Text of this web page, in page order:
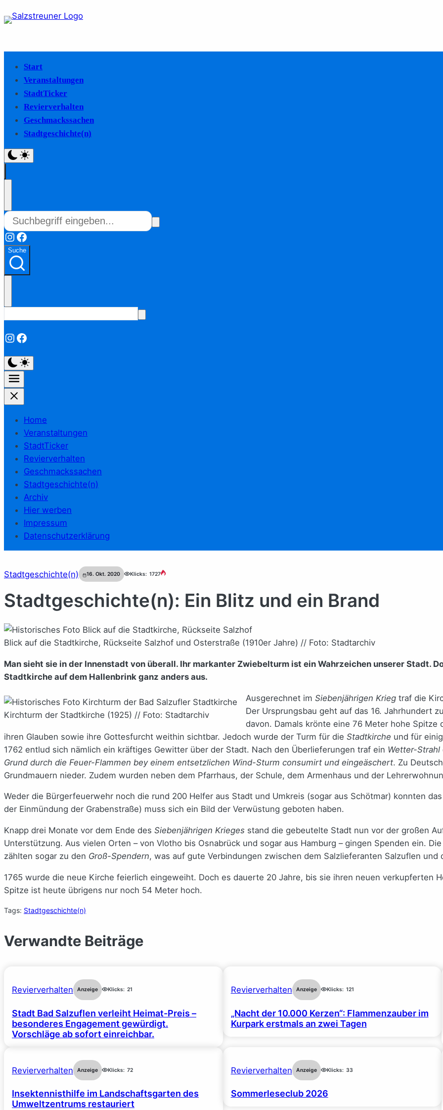
Start
Veranstaltungen
StadtTicker
Revierverhalten
Geschmackssachen
Stadtgeschichte(n)
Instagram
Facebook
Suche
Instagram
Facebook
Home
Veranstaltungen
StadtTicker
Revierverhalten
Geschmackssachen
Stadtgeschichte(n)
Archiv
Hier werben
Impressum
Datenschutzerklärung
Stadtgeschichte(n) 16. Okt. 2020 Klicks: 1727
Stadtgeschichte(n): Ein Blitz und ein Brand
Blick auf die Stadtkirche, Rückseite Salzhof und Osterstraße (1910er Jahre) // Foto: Stadtarchiv
Man sieht sie in der Innenstadt von überall. Ihr markanter Zwiebelturm ist ein Wahrzeichen unserer Stadt.
Stadtkirche auf dem Hallenbrink ganz anders aus.
Kirchturm der Stadtkirche (1925) // Foto: Stadtarchiv
Ausgerechnet im Siebenjährigen Krieg traf die
Der Ursprungsbau geht auf das 16. Jahrhundert
davon. Damals krönte eine 76 Meter hohe
ihren Glauben sowie ihre Gottesfurcht weithin sichtbar. Jedoch wurde der Turm für die Stadtkirche und für
1762 entlud sich nämlich ein kräftiges Gewitter über der Stadt. Nach den Überlieferungen traf ein Wetter-Strahl
Grund durch die Feuer-Flammen bey einem entsetzlichen Wind-Sturm consumirt und eingeäschert. Zu
Grundmauern nieder. Zudem wurden neben dem Pfarrhaus, der Schule, dem Armenhaus und der
Weder die Bürgerfeuerwehr noch die rund 200 Helfer aus Stadt und Umkreis (sogar aus Schötmar) konnten
der Einmündung der Grabenstraße) muss sich ein Bild der Verwüstung geboten haben.
Knapp drei Monate vor dem Ende des Siebenjährigen Krieges stand die gebeutelte Stadt nun vor der großen
Unterstützung. Aus vielen Orten – von Vlotho bis Osnabrück und sogar aus Hamburg – gingen Spenden ein.
zählten sogar zu den Groß-Spendern, was auf gute Verbindungen zwischen dem Salzlieferanten Salzuflen
1765 wurde die neue Kirche feierlich eingeweiht. Doch es dauerte 20 Jahre, bis sie ihren neuen verkupferten
Spitze ist heute übrigens nur noch 54 Meter hoch.
Tags: Stadtgeschichte(n)
Verwandte Beiträge
Revierverhalten Anzeige Klicks: 21
Stadt Bad Salzuflen verleiht Heimat-Preis –
besonderes Engagement gewürdigt.
Vorschläge ab sofort einreichbar.
Revierverhalten Anzeige Klicks: 121
„Nacht der 10.000 Kerzen“: Flammenzauber im
Kurpark erstmals an zwei Tagen
Revierverhalten Anzeige Klicks: 72
Insektennisthilfe im Landschaftsgarten des
Umweltzentrums restauriert
Revierverhalten Anzeige Klicks: 33
Sommerleseclub 2026